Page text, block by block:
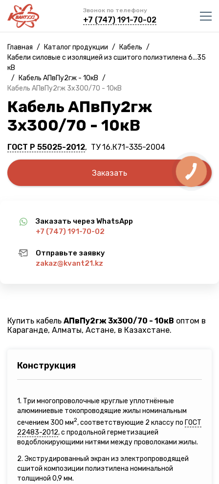
Звонок по телефону
+7 (747) 191-70-02
Главная / Каталог продукции / Кабель /
Кабели силовые с изоляцией из сшитого полиэтилена 6...35
кВ
/
Кабель АПвПу2гж - 10кВ /
Кабель АПвПу2гж 3х300/70 - 10кВ
Кабель АПвПу2гж
3х300/70 - 10кВ
ГОСТ Р 55025-2012, ТУ 16.К71-335-2004
Заказать
Заказать через WhatsApp
+7 (747) 191-70-02
Отправьте заявку
zakaz@kvant21.kz
Купить кабель АПвПу2гж 3х300/70 - 10кВ оптом в
Караганде, Алматы, Астане, в Казахстане.
Конструкция
1. Три многопроволочные круглые уплотнённые
алюминиевые токопроводящие жилы номинальным
сечением 300 мм2, соответствующие 2 классу по ГОСТ
22483-2012, с продольной герметизацией
водоблокирующими нитями между проволоками жилы.
2. Экструдированный экран из электропроводящей
сшитой композиции полиэтилена номинальной
толщиной 0,9 мм.